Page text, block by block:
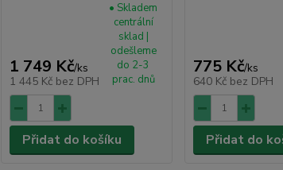
1 749 Kč/ks
1 445 Kč bez DPH
• Skladem
centrální
sklad |
odešleme
do 2-3
prac. dnů
Přidat do košíku
775 Kč/ks
640 Kč bez DPH
Přidat do